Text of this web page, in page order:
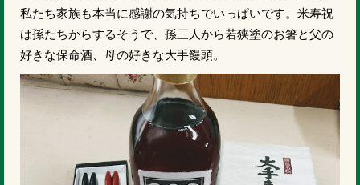
私たち家族も本当に感謝の気持ちでいっぱいです。米寿祝
は孫たちからするそうで、孫三人から若狭塗のお箸と父の
好きな保命酒、母の好きな大手饅頭。